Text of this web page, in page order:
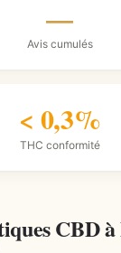
—
Avis cumulés
< 0,3%
THC conformité
CBD